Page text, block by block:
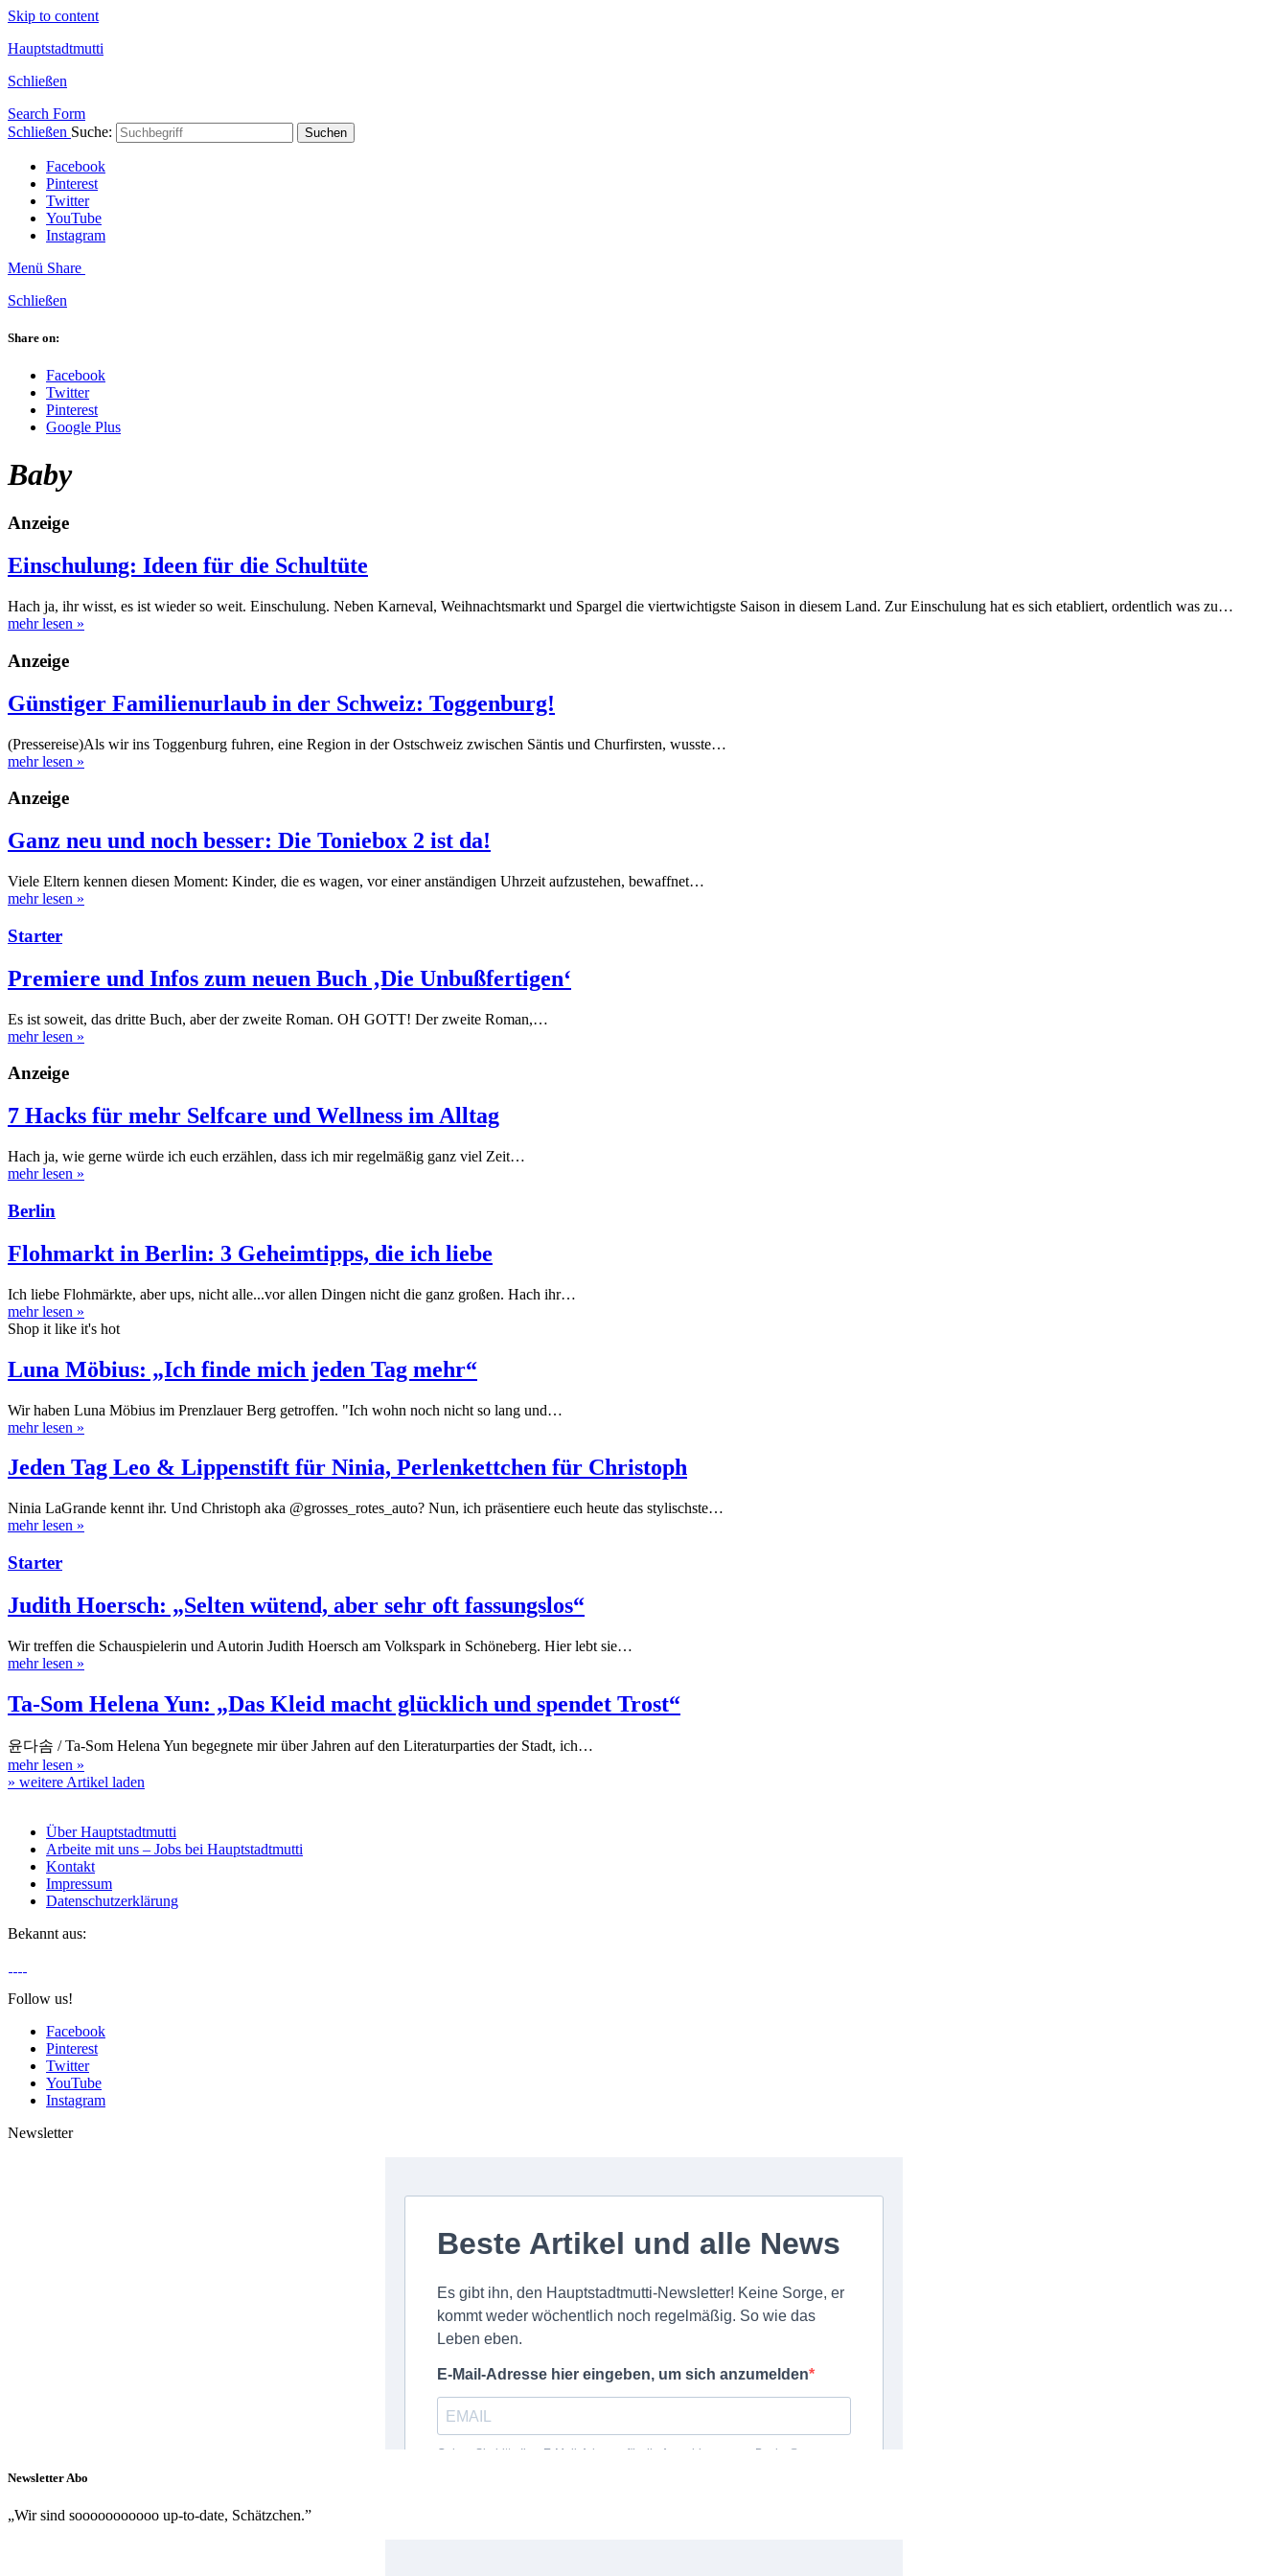
Skip to content
Hauptstadtmutti
Schließen
Search Form
Schließen Suche: Suchen
Facebook
Pinterest
Twitter
YouTube
Instagram
Menü Share
Schließen
Share on:
Facebook
Twitter
Pinterest
Google Plus
Baby
Anzeige
Einschulung: Ideen für die Schultüte
Hach ja, ihr wisst, es ist wieder so weit. Einschulung. Neben Karneval, Weihnachtsmarkt und Spargel die viertwichtigste Saison in diesem Land. Zur Einschulung hat es sich etabliert, ordentlich was zu…
mehr lesen »
Anzeige
Günstiger Familienurlaub in der Schweiz: Toggenburg!
(Pressereise)Als wir ins Toggenburg fuhren, eine Region in der Ostschweiz zwischen Säntis und Churfirsten, wusste…
mehr lesen »
Anzeige
Ganz neu und noch besser: Die Toniebox 2 ist da!
Viele Eltern kennen diesen Moment: Kinder, die es wagen, vor einer anständigen Uhrzeit aufzustehen, bewaffnet…
mehr lesen »
Starter
Premiere und Infos zum neuen Buch ‚Die Unbußfertigen‘
Es ist soweit, das dritte Buch, aber der zweite Roman. OH GOTT! Der zweite Roman,…
mehr lesen »
Anzeige
7 Hacks für mehr Selfcare und Wellness im Alltag
Hach ja, wie gerne würde ich euch erzählen, dass ich mir regelmäßig ganz viel Zeit…
mehr lesen »
Berlin
Flohmarkt in Berlin: 3 Geheimtipps, die ich liebe
Ich liebe Flohmärkte, aber ups, nicht alle...vor allen Dingen nicht die ganz großen. Hach ihr…
mehr lesen »
Shop it like it's hot
Luna Möbius: „Ich finde mich jeden Tag mehr“
Wir haben Luna Möbius im Prenzlauer Berg getroffen. "Ich wohn noch nicht so lang und…
mehr lesen »
Jeden Tag Leo & Lippenstift für Ninia, Perlenkettchen für Christoph
Ninia LaGrande kennt ihr. Und Christoph aka @grosses_rotes_auto? Nun, ich präsentiere euch heute das stylischste…
mehr lesen »
Starter
Judith Hoersch: „Selten wütend, aber sehr oft fassungslos“
Wir treffen die Schauspielerin und Autorin Judith Hoersch am Volkspark in Schöneberg. Hier lebt sie…
mehr lesen »
Ta-Som Helena Yun: „Das Kleid macht glücklich und spendet Trost“
윤다솜 / Ta-Som Helena Yun begegnete mir über Jahren auf den Literaturparties der Stadt, ich…
mehr lesen »
» weitere Artikel laden
Über Hauptstadtmutti
Arbeite mit uns – Jobs bei Hauptstadtmutti
Kontakt
Impressum
Datenschutzerklärung
Bekannt aus:
Follow us!
Facebook
Pinterest
Twitter
YouTube
Instagram
Newsletter
Newsletter Abo
„Wir sind sooooooooooo up-to-date, Schätzchen.”